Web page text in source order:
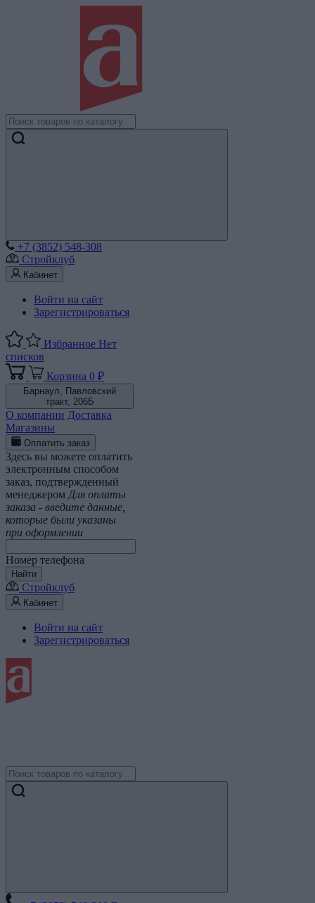
+7 (3852) 548-308
Стройклуб
Кабинет
Войти на сайт
Зарегистрироваться
Избранное Нет
списков
Корзина 0 ₽
Барнаул, Павловский
тракт, 206Б
О компании Доставка
Магазины
Оплатить заказ
Здесь вы можете оплатить
электронным способом
заказ, подтвержденный
менеджером Для оплаты
заказа - введите данные,
которые были указаны
при оформлении
Номер телефона
Найти
Стройклуб
Кабинет
Войти на сайт
Зарегистрироваться